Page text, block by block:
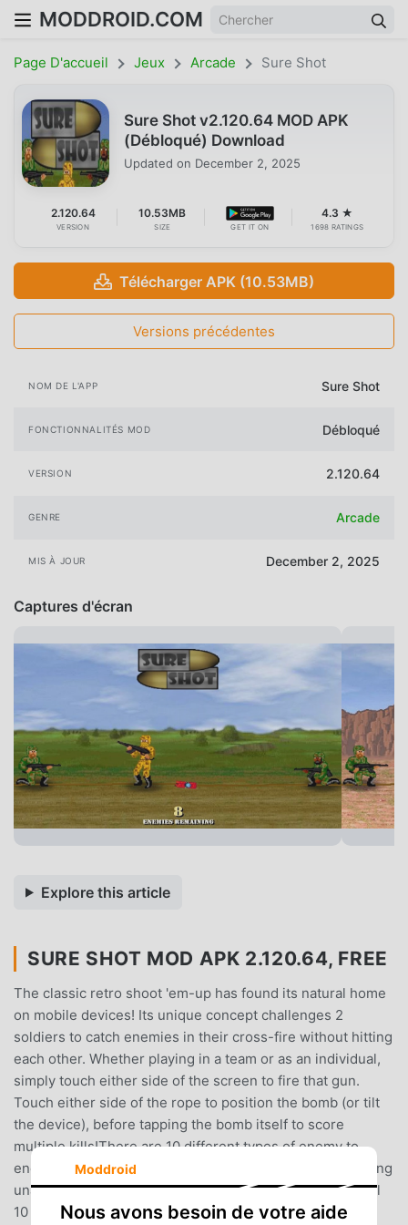
MODDROID.COM
Page D'accueil Jeux Arcade Sure Shot
Sure Shot v2.120.64 MOD APK
(Débloqué) Download
Updated on December 2, 2025
2.120.64
VERSION
10.53MB
SIZE GET IT ON
4.3 ★
1698 RATINGS
Télécharger APK (10.53MB)
Versions précédentes
NOM DE L'APP Sure Shot
FONCTIONNALITÉS MOD Débloqué
VERSION 2.120.64
GENRE Arcade
MIS À JOUR December 2, 2025
Captures d'écran
Explore this article
SURE SHOT MOD APK 2.120.64, FREE
The classic retro shoot 'em-up has found its natural home
on mobile devices! Its unique concept challenges 2
soldiers to catch enemies in their cross-fire without hitting
each other. Whether playing in a team or as an individual,
simply touch either side of the screen to fire that gun.
Touch either side of the rope to position the bomb (or tilt
the device), before tapping the bomb itself to score
multiple kills!There are 10 different types of enemy to
encounter, spread across 10 unique battlefields - including
unarmed hostages that you must rescue. Play through all
10 missions and win medals for your hi scores.
Moddroid
Nous avons besoin de votre aide